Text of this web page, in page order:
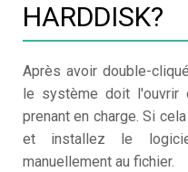
HARDDISK?
Après avoir double-
le système doit l'ouvrir
prenant en charge. Si
et installez le
manuellement au fichier.